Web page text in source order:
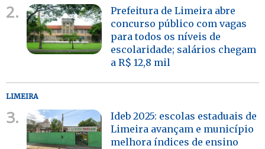
2.
Prefeitura de Limeira abre
concurso público com vagas
para todos os níveis de
escolaridade; salários chegam
a R$ 12,8 mil
LIMEIRA
3.
Ideb 2025: escolas estaduais de
Limeira avançam e município
melhora índices de ensino